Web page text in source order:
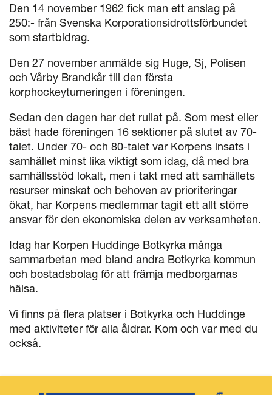
Den 14 november 1962 fick man ett anslag på
250:- från Svenska Korporationsidrottsförbundet
som startbidrag.
Den 27 november anmälde sig Huge, Sj, Polisen
och Vårby Brandkår till den första
korphockeyturneringen i föreningen.
Sedan den dagen har det rullat på. Som mest eller
bäst hade föreningen 16 sektioner på slutet av 70-
talet. Under 70- och 80-talet var Korpens insats i
samhället minst lika viktigt som idag, då med bra
samhällsstöd lokalt, men i takt med att samhällets
resurser minskat och behoven av prioriteringar
ökat, har Korpens medlemmar tagit ett allt större
ansvar för den ekonomiska delen av verksamheten.
Idag har Korpen Huddinge Botkyrka många
sammarbetan med bland andra Botkyrka kommun
och bostadsbolag för att främja medborgarnas
hälsa.
Vi finns på flera platser i Botkyrka och Huddinge
med aktiviteter för alla åldrar. Kom och var med du
också.